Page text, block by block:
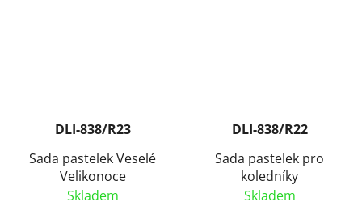
DLI-838/R23
Sada pastelek Veselé
Velikonoce
Skladem
DLI-838/R22
Sada pastelek pro
koledníky
Skladem